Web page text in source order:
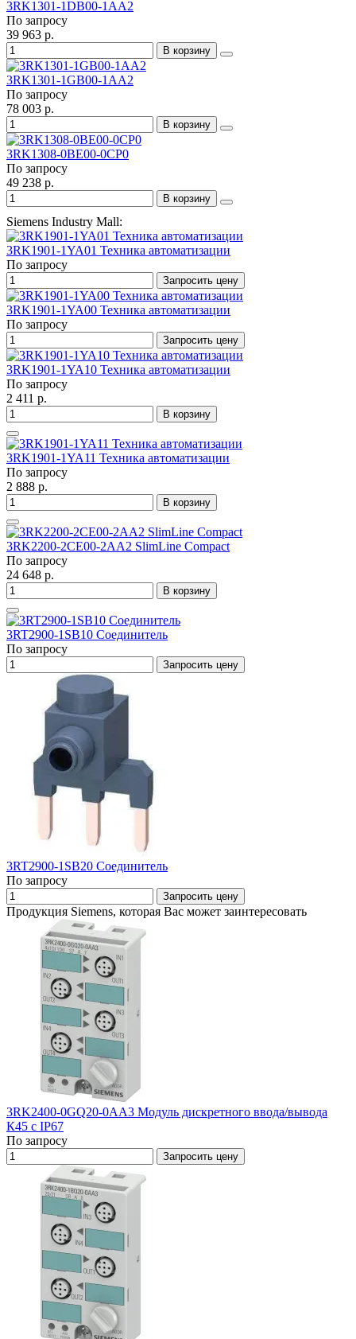
3RK1301-1DB00-1AA2
По запросу
39 963 р.
В корзину
3RK1301-1GB00-1AA2
По запросу
78 003 р.
В корзину
3RK1308-0BE00-0CP0
По запросу
49 238 р.
В корзину
Siemens Industry Mall:
3RK1901-1YA01 Техника автоматизации
По запросу
Запросить цену
3RK1901-1YA00 Техника автоматизации
По запросу
Запросить цену
3RK1901-1YA10 Техника автоматизации
По запросу
2 411 р.
В корзину
3RK1901-1YA11 Техника автоматизации
По запросу
2 888 р.
В корзину
3RK2200-2CE00-2AA2 SlimLine Compact
По запросу
24 648 р.
В корзину
3RT2900-1SB10 Соединитель
По запросу
Запросить цену
3RT2900-1SB20 Соединитель
По запросу
Запросить цену
Продукция Siemens, которая Вас может заинтересовать
3RK2400-0GQ20-0AA3 Модуль дискретного ввода/вывода
К45 с IP67
По запросу
Запросить цену